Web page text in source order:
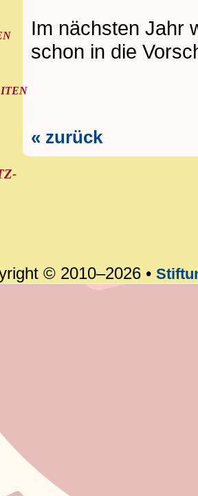
Im nächsten Jahr
schon in die
« zurück
© 2010–2026 •